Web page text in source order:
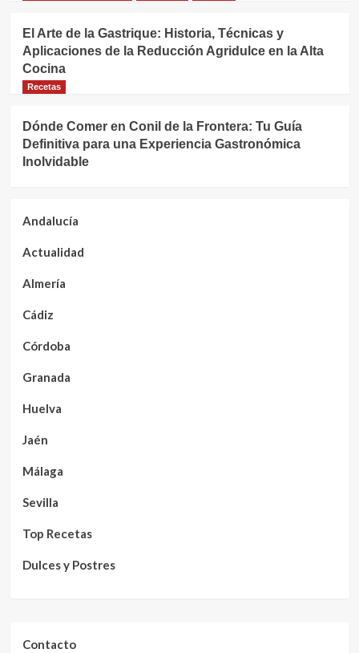
El Arte de la Gastrique: Historia, Técnicas y
Aplicaciones de la Reducción Agridulce en la Alta
Cocina
Recetas
Dónde Comer en Conil de la Frontera: Tu Guía
Definitiva para una Experiencia Gastronómica
Inolvidable
Andalucía
Actualidad
Almería
Cádiz
Córdoba
Granada
Huelva
Jaén
Málaga
Sevilla
Top Recetas
Dulces y Postres
Contacto